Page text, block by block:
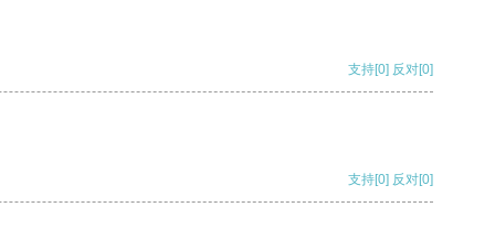
支持[0] 反对[0]
支持[0] 反对[0]